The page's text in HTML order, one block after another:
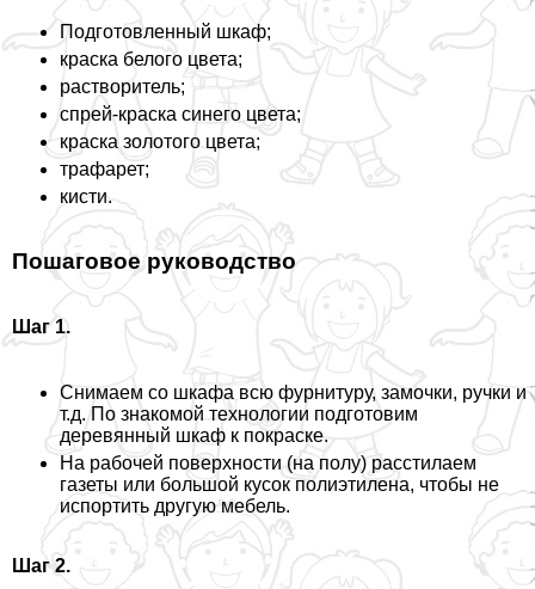
Подготовленный шкаф;
краска белого цвета;
растворитель;
спрей-краска синего цвета;
краска золотого цвета;
трафарет;
кисти.
Пошаговое руководство
Шаг 1.
Снимаем со шкафа всю фурнитуру, замочки, ручки и
т.д. По знакомой технологии подготовим
деревянный шкаф к покраске.
На рабочей поверхности (на полу) расстилаем
газеты или большой кусок полиэтилена, чтобы не
испортить другую мебель.
Шаг 2.